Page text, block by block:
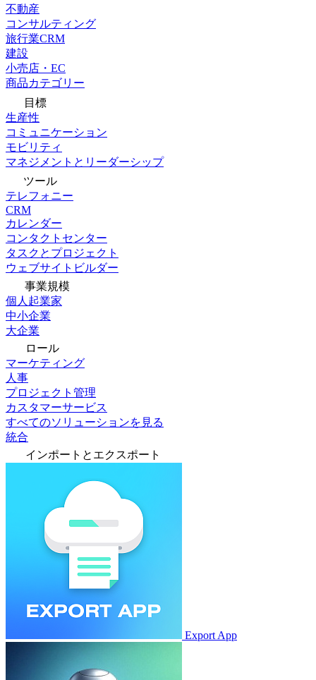
不動産
コンサルティング
旅行業CRM
建設
小売店・EC
商品カテゴリー
目標
生産性
コミュニケーション
モビリティ
マネジメントとリーダーシップ
ツール
テレフォニー
CRM
カレンダー
コンタクトセンター
タスクとプロジェクト
ウェブサイトビルダー
事業規模
個人起業家
中小企業
大企業
ロール
マーケティング
人事
プロジェクト管理
カスタマーサービス
すべてのソリューションを見る
統合
インポートとエクスポート
Export App